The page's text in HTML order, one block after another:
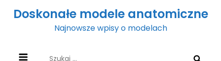
Doskonałe modele anatomiczne
Najnowsze wpisy o modelach